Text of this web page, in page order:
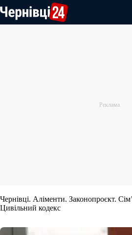
до
вмісту
Чернівці. Аліменти. Законопроєкт.
Цивільний кодекс